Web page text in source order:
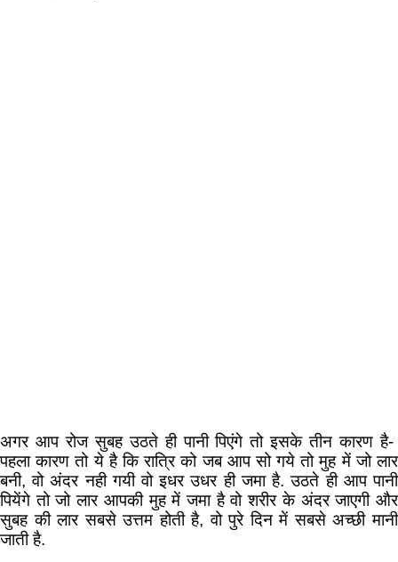
अगर आप रोज सुबह उठते ही पानी पिएंगे तो इसके तीन कारण है-
पहला कारण तो ये है कि रात्रि को जब आप सो गये तो मुह में जो लार
बनी, वो अंदर नही गयी वो इधर उधर ही जमा है. उठते ही आप पानी
पियेंगे तो जो लार आपकी मुह में जमा है वो शरीर के अंदर जाएगी और
सुबह की लार सबसे उत्तम होती है, वो पुरे दिन में सबसे अच्छी मानी
जाती है.